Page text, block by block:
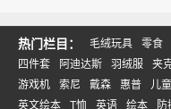
热门栏目： 毛绒玩具 零食
四件套
阿迪达斯 羽绒服 夹
游戏机
索尼 戴森 惠普 儿
英文绘本
T恤 英语 绘本 防